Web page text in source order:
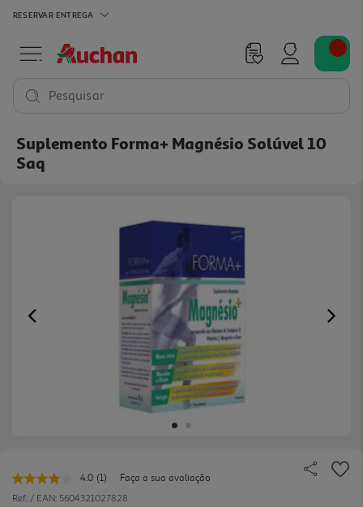
RESERVAR ENTREGA
Pesquisar
Suplemento Forma+ Magnésio Solúvel 10
Saq
Previous
4.0 Leu
uma
(1)
Faça a sua avaliação
Ref. / EAN: 5604321027828